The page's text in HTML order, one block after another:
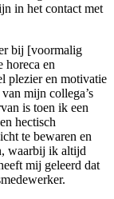
in het contact met
bij [voormalig
horeca en
plezier en motivatie
mijn collega’s
is toen ik een
hectisch
te bewaren en
waarbij ik altijd
mij geleerd dat